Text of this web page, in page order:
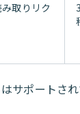
取りリク
サポートされ